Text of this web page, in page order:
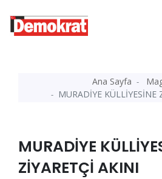
Ana Sayfa
MURADİYE KÜLLİYESİNE
MURADİYE
ZİYARETÇİ AKINI